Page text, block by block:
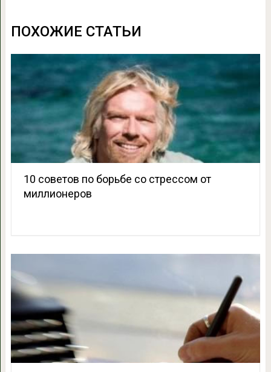
ПОХОЖИЕ СТАТЬИ
10 советов по борьбе со стрессом от
миллионеров